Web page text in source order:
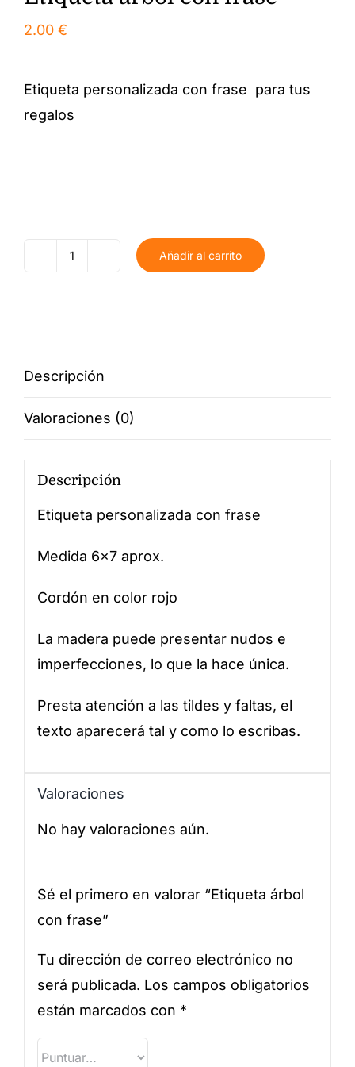
2.00 €
Etiqueta personalizada con frase para tus
regalos
cantidad
Añadir al carrito
Descripción
Valoraciones (0)
Descripción
Etiqueta personalizada con frase
Medida 6×7 aprox.
Cordón en color rojo
La madera puede presentar nudos e
imperfecciones, lo que la hace única.
Presta atención a las tildes y faltas, el
texto aparecerá tal y como lo escribas.
Valoraciones
No hay valoraciones aún.
Sé el primero en valorar “Etiqueta árbol
con frase”
Tu dirección de correo electrónico no
será publicada. Los campos obligatorios
están marcados con *